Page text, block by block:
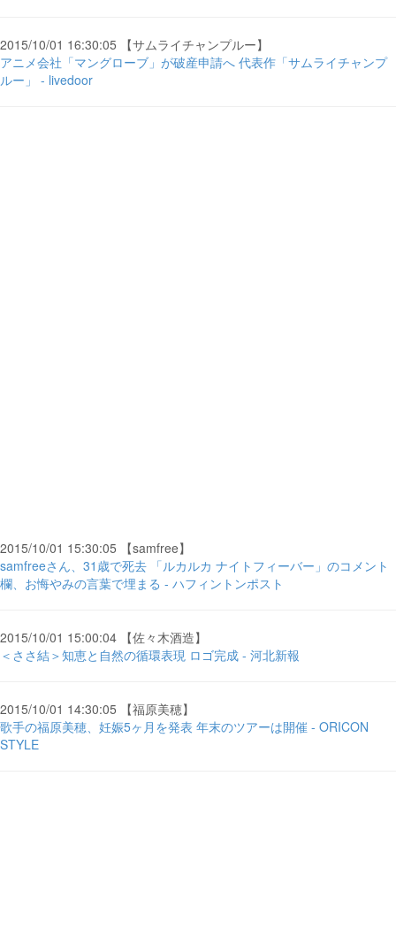
2015/10/01 16:30:05 【サムライチャンプルー】
アニメ会社「マングローブ」が破産申請へ 代表作「サムライチャンプ
ルー」 - livedoor
2015/10/01 15:30:05 【samfree】
samfreeさん、31歳で死去 「ルカルカ ナイトフィーバー」のコメント
欄、お悔やみの言葉で埋まる - ハフィントンポスト
2015/10/01 15:00:04 【佐々木酒造】
＜ささ結＞知恵と自然の循環表現 ロゴ完成 - 河北新報
2015/10/01 14:30:05 【福原美穂】
歌手の福原美穂、妊娠5ヶ月を発表 年末のツアーは開催 - ORICON
STYLE